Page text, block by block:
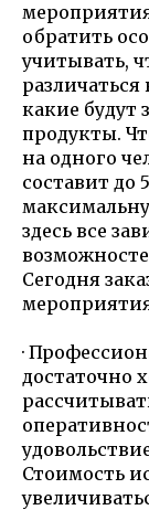
обратить
учитывать,
различаться
какие будут
продукты.
на одного
составит до
здесь все
Сегодня
·
достаточно
Стоимость